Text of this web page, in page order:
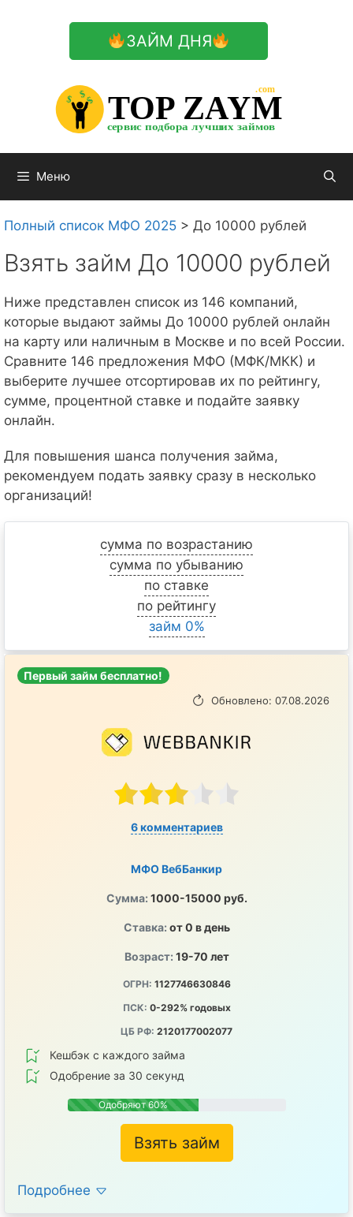
ЗАЙМ ДНЯ
TOP ZAYM
сервис подбора лучших займов
.com
$
$
$
Меню
Полный список МФО 2025 > До 10000 рублей
Взять займ До 10000 рублей
Ниже представлен список из 146 компаний,
которые выдают займы До 10000 рублей онлайн
на карту или наличным в Москве и по всей России.
Сравните 146 предложения МФО (МФК/МКК) и
выберите лучшее отсортировав их по рейтингу,
сумме, процентной ставке и подайте заявку
онлайн.
Для повышения шанса получения займа,
рекомендуем подать заявку сразу в несколько
организаций!
сумма по возрастанию
сумма по убыванию
по ставке
по рейтингу
займ 0%
Первый займ бесплатно!
Обновлено: 07.08.2026
6 комментариев
МФО ВебБанкир
Сумма: 1000-15000 руб.
Ставка: от 0 в день
Возраст: 19-70 лет
ОГРН: 1127746630846
ПСК: 0-292% годовых
ЦБ РФ: 2120177002077
Кешбэк с каждого займа
Одобрение за 30 секунд
Одобряют 60%
Взять займ
Подробнее